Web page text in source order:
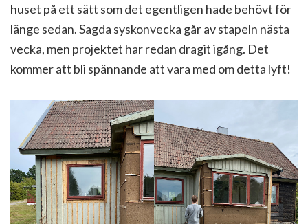
huset på ett sätt som det egentligen hade behövt för
länge sedan. Sagda syskonvecka går av stapeln nästa
vecka, men projektet har redan dragit igång. Det
kommer att bli spännande att vara med om detta lyft!